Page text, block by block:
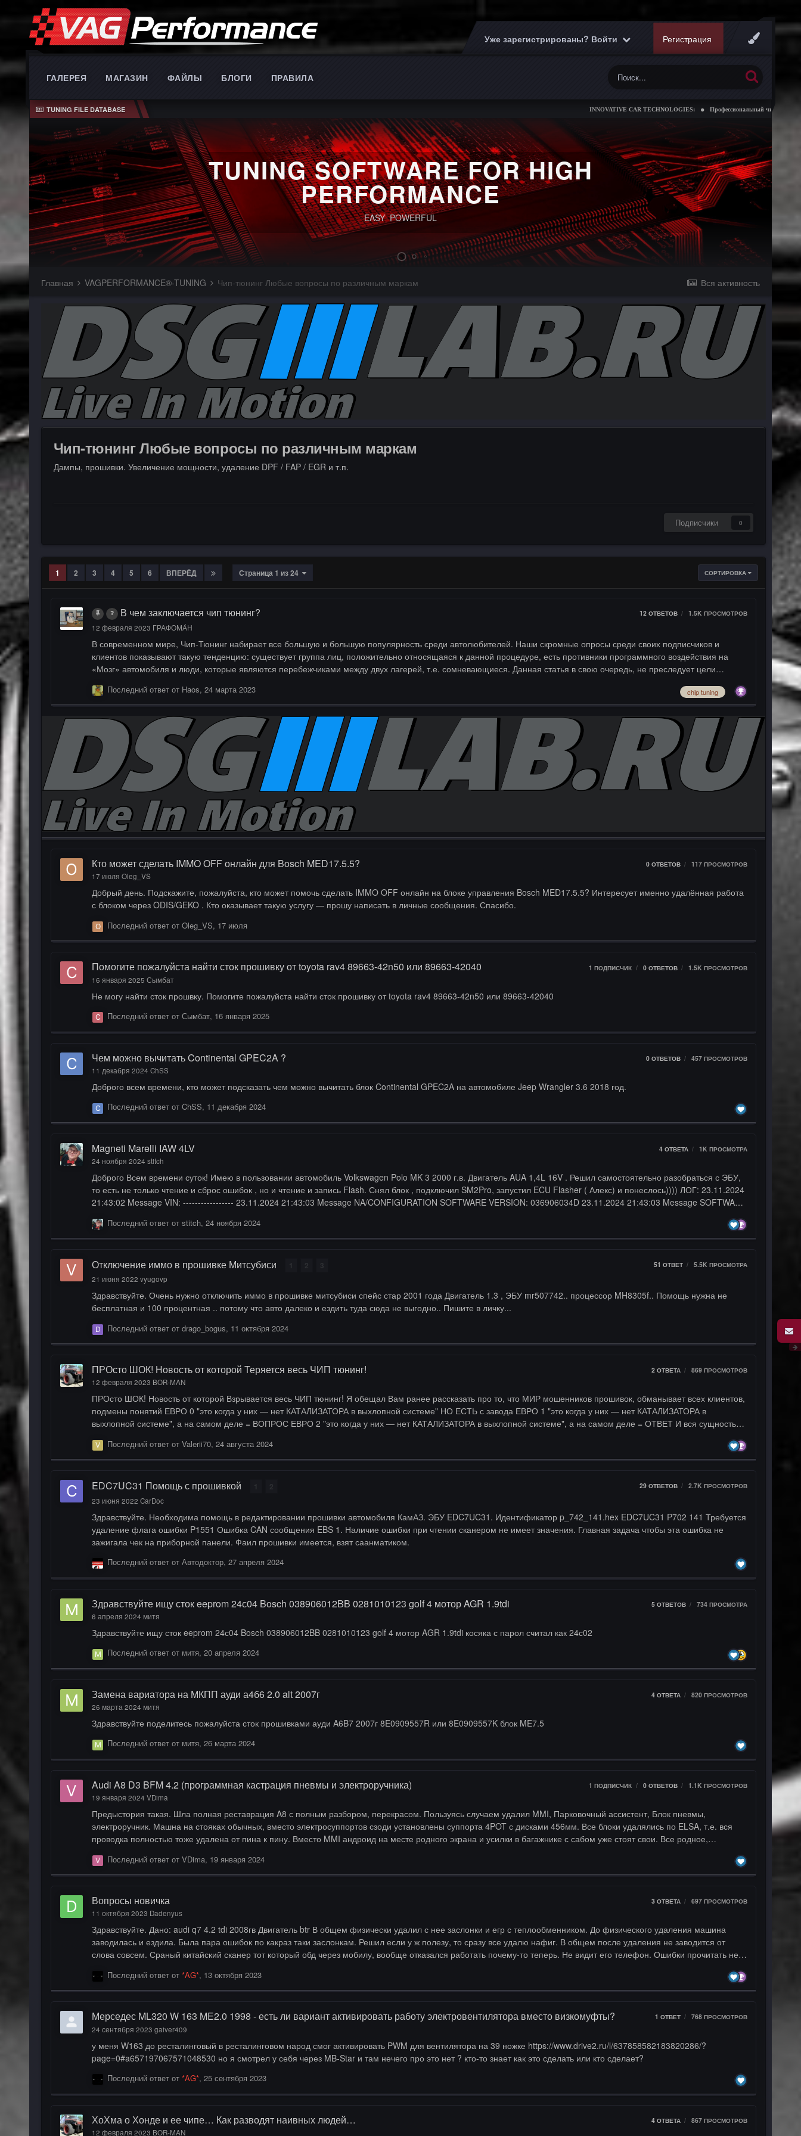
Уже зарегистрированы? Войти Регистрация
ГАЛЕРЕЯ МАГАЗИН ФАЙЛЫ БЛОГИ ПРАВИЛА
TUNING FILE DATABASE INNOVATIVE CAR TECHNOLOGIES: Профессиональный чип тюнинг коробок
TUNING SOFTWARE FOR HIGH
PERFORMANCE
EASY POWERFUL
Вся активность
Главная VAGPERFORMANCE®-TUNING Чип-тюнинг Любые вопросы по различным маркам
Чип-тюнинг Любые вопросы по различным маркам
Дампы, прошивки. Увеличение мощности, удаление DPF / FAP / EGR и т.п.
Подписчики 0
СОРТИРОВКА
1 2 3 4 5 6 ВПЕРЁД Страница 1 из 24
В чем заключается чип тюнинг?
12 февраля 2023 ГРАФОМА́Н
12 ОТВЕТОВ 1.5K ПРОСМОТРОВ
В современном мире, Чип-Тюнинг набирает все большую и большую популярность среди автолюбителей. Наши скромные опросы среди своих подписчиков и
клиентов показывают такую тенденцию: существует группа лиц, положительно относящаяся к данной процедуре, есть противники программного воздействия на
«Мозг» автомобиля и люди, которые являются перебежчиками между двух лагерей, т.е. сомневающиеся. Данная статья в свою очередь, не преследует цели
двигателей, показать подноготную процесса и раскрыть маленькие тонкости нашей работы, для наи…
Последний ответ от Haos, 24 марта 2023 chip tuning
Кто может сделать IMMO OFF онлайн для Bosch MED17.5.5?
17 июля Oleg_VS
0 ОТВЕТОВ 117 ПРОСМОТРОВ
Добрый день. Подскажите, пожалуйста, кто может помочь сделать IMMO OFF онлайн на блоке управления Bosch MED17.5.5? Интересует именно удалённая работа
с блоком через ODIS/GEKO . Кто оказывает такую услугу — прошу написать в личные сообщения. Спасибо.
Последний ответ от Oleg_VS, 17 июля
Помогите пожалуйста найти сток прошивку от toyota rav4 89663-42n50 или 89663-42040
16 января 2025 Сымбат
1 ПОДПИСЧИК 0 ОТВЕТОВ 1.5K ПРОСМОТРОВ
Не могу найти сток прошвку. Помогите пожалуйста найти сток прошивку от toyota rav4 89663-42n50 или 89663-42040
Последний ответ от Сымбат, 16 января 2025
Чем можно вычитать Continental GPEC2A ?
11 декабря 2024 ChSS
0 ОТВЕТОВ 457 ПРОСМОТРОВ
Доброго всем времени, кто может подсказать чем можно вычитать блок Continental GPEC2A на автомобиле Jeep Wrangler 3.6 2018 год.
Последний ответ от ChSS, 11 декабря 2024
Magneti Marelli IAW 4LV
24 ноября 2024 stitch
4 ОТВЕТА 1K ПРОСМОТРА
Доброго Всем времени суток! Имею в пользовании автомобиль Volkswagen Polo MK 3 2000 г.в. Двигатель AUA 1,4L 16V . Решил самостоятельно разобраться с ЭБУ,
то есть не только чтение и сброс ошибок , но и чтение и запись Flash. Снял блок , подключил SM2Pro, запустил ECU Flasher ( Алекс) и понеслось)))) ЛОГ: 23.11.2024
21:43:02 Message VIN: ----------------- 23.11.2024 21:43:03 Message NA/CONFIGURATION SOFTWARE VERSION: 036906034D 23.11.2024 21:43:03 Message SOFTWARE
23.11.2024 21:…
Последний ответ от stitch, 24 ноября 2024
Отключение иммо в прошивке Митсубиси
21 июня 2022 vyugovp
51 ОТВЕТ 5.5K ПРОСМОТРА
Здравствуйте. Очень нужно отключить иммо в прошивке митсубиси спейс стар 2001 года Двигатель 1.3 , ЭБУ mr507742.. процессор MH8305f.. Помощь нужна не
бесплатная и 100 процентная .. потому что авто далеко и ездить туда сюда не выгодно.. Пишите в личку...
Последний ответ от drago_bogus, 11 октября 2024
ПРОсто ШОК! Новость от которой Теряется весь ЧИП тюнинг!
12 февраля 2023 BOR-MAN
2 ОТВЕТА 869 ПРОСМОТРОВ
ПРОсто ШОК! Новость от которой Взрывается весь ЧИП тюнинг! Я обещал Вам ранее рассказать про то, что МИР мошенников прошивок, обманывает всех клиентов,
подмены понятий ЕВРО 0 "это когда у них — нет КАТАЛИЗАТОРА в выхлопной системе" НО ЕСТЬ с завода ЕВРО 1 "это когда у них — нет КАТАЛИЗАТОРА в
выхлопной системе", а на самом деле = ВОПРОС ЕВРО 2 "это когда у них — нет КАТАЛИЗАТОРА в выхлопной системе", а на самом деле = ОТВЕТ И вся сущность
и постов Драйв2, о якобы великой тайне: Что показатели лю…
Последний ответ от Valerii70, 24 августа 2024
EDC7UC31 Помощь с прошивкой
23 июня 2022 CarDoc
29 ОТВЕТОВ 2.7K ПРОСМОТРОВ
Здравствуйте. Необходима помощь в редактировании прошивки автомобиля КамАЗ. ЭБУ EDC7UC31. Идентификатор p_742_141.hex EDC7UC31 P702 141 Требуется
удаление флага ошибки P1551 Ошибка CAN сообщения EBS 1. Наличие ошибки при чтении сканером не имеет значения. Главная задача чтобы эта ошибка не
зажигала чек на приборной панели. Фаил прошивки имеется, взят саанматиком.
Последний ответ от Автодоктор, 27 апреля 2024
Здравствуйте ищу сток eeprom 24с04 Bosch 038906012BB 0281010123 golf 4 мотор AGR 1.9tdi
6 апреля 2024 митя
5 ОТВЕТОВ 734 ПРОСМОТРА
Здравствуйте ищу сток eeprom 24с04 Bosch 038906012BB 0281010123 golf 4 мотор AGR 1.9tdi косяка с парол считал как 24с02
Последний ответ от митя, 20 апреля 2024
Замена вариатора на МКПП ауди а4б6 2.0 alt 2007г
26 марта 2024 митя
4 ОТВЕТА 820 ПРОСМОТРОВ
Здравствуйте поделитесь пожалуйста сток прошивками ауди A6B7 2007г 8E0909557R или 8E0909557K блок ME7.5
Последний ответ от митя, 26 марта 2024
Audi A8 D3 BFM 4.2 (программная кастрация пневмы и электроручника)
19 января 2024 VDima
1 ПОДПИСЧИК 0 ОТВЕТОВ 1.1K ПРОСМОТРОВ
Предыстория такая. Шла полная реставрация A8 с полным разбором, перекрасом. Пользуясь случаем удалил MMI, Парковочный ассистент, Блок пневмы,
электроручник. Машна на стояках обычных, вместо электросуппортов сзоди установлены суппорта 4POT с дисками 456мм. Все блоки удалялись по ELSA, т.е. вся
проводка полностью тоже удалена от пина к пину. Вместо MMI андроид на месте родного экрана и усилки в багажнике с сабом уже стоят свои. Все родное,
нет. Ну почти нигде. Есть две ошибки которые до сих п…
Последний ответ от VDima, 19 января 2024
Вопросы новичка
11 октября 2023 Dadenyus
3 ОТВЕТА 697 ПРОСМОТРОВ
Здравствуйте. Дано: audi q7 4.2 tdi 2008гв Двигатель btr В общем физически удалил с нее заслонки и егр с теплообменником. До физического удаления машина
заводилась и ездила. Была пара ошибок по какраз таки заслонкам. Решил если у ж полезу, то сразу все удалю нафиг. В общем после удаления не заводится от
слова совсем. Сраный китайский сканер тот который обд через мобилу, вообще отказался работать почему-то теперь. Не видит его телефон. Ошибки прочитать не
завестись? Ещё вопрос. Там два ЭБУ. Мастер и слейв. …
Последний ответ от *AG*, 13 октября 2023
Мерседес ML320 W 163 ME2.0 1998 - есть ли вариант активировать работу электровентилятора вместо визкомуфты?
24 сентября 2023 gaiver409
1 ОТВЕТ 768 ПРОСМОТРОВ
у меня W163 до ресталинговый в ресталинговом народ смог активировать PWM для вентилятора на 39 ножке https://www.drive2.ru/l/637858582183820286/?
page=0#a657197067571048530 но я смотрел у себя через MB-Star и там нечего про это нет ? кто-то знает как это сделать или кто сделает?
Последний ответ от *AG*, 25 сентября 2023
ХоХма о Хонде и ее чипе… Как разводят наивных людей…
12 февраля 2023 BOR-MAN
4 ОТВЕТА 867 ПРОСМОТРОВ